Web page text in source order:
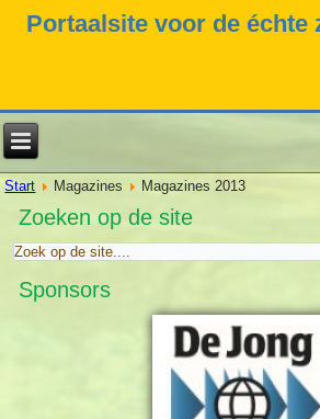
Portaalsite voor de échte
Start Magazines Magazines 2013
Zoeken op de site
Sponsors